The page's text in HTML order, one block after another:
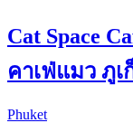
Cat Space
คาเฟ่แมว ภูเ
Phuket